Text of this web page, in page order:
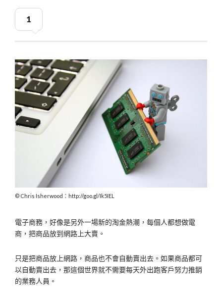
1
Chris Isherwood：http://goo.gl/Ik5IEL
電子商務，好像是另外一場新的淘金熱潮，每個人都想做電
商，把商品放到網路上大賣。
只是把商品放上網路，商品也不會自動賣出去。如果商品都可
以自動賣出去，那這個世界就不需要每天外出跑客戶努力推銷
的業務人員。